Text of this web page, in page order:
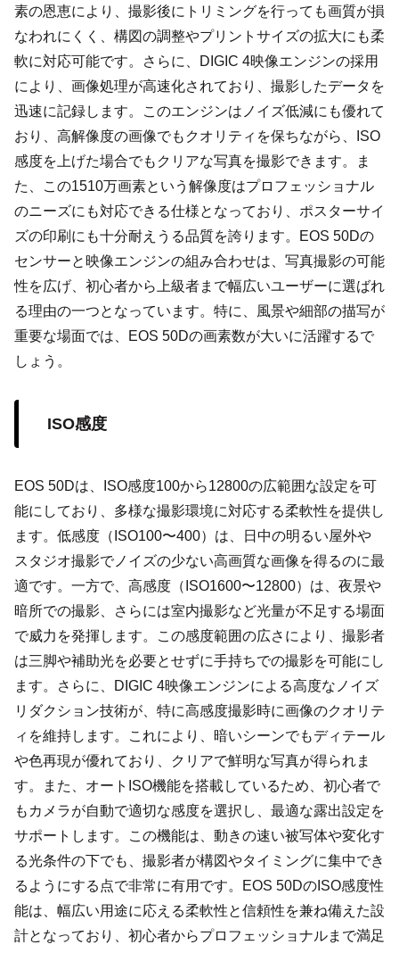
素の恩恵により、撮影後にトリミングを行っても画質が損
なわれにくく、構図の調整やプリントサイズの拡大にも柔
軟に対応可能です。さらに、DIGIC 4映像エンジンの採用
により、画像処理が高速化されており、撮影したデータを
迅速に記録します。このエンジンはノイズ低減にも優れて
おり、高解像度の画像でもクオリティを保ちながら、ISO
感度を上げた場合でもクリアな写真を撮影できます。ま
た、この1510万画素という解像度はプロフェッショナル
のニーズにも対応できる仕様となっており、ポスターサイ
ズの印刷にも十分耐えうる品質を誇ります。EOS 50Dの
センサーと映像エンジンの組み合わせは、写真撮影の可能
性を広げ、初心者から上級者まで幅広いユーザーに選ばれ
る理由の一つとなっています。特に、風景や細部の描写が
重要な場面では、EOS 50Dの画素数が大いに活躍するで
しょう。
ISO感度
EOS 50Dは、ISO感度100から12800の広範囲な設定を可
能にしており、多様な撮影環境に対応する柔軟性を提供し
ます。低感度（ISO100〜400）は、日中の明るい屋外や
スタジオ撮影でノイズの少ない高画質な画像を得るのに最
適です。一方で、高感度（ISO1600〜12800）は、夜景や
暗所での撮影、さらには室内撮影など光量が不足する場面
で威力を発揮します。この感度範囲の広さにより、撮影者
は三脚や補助光を必要とせずに手持ちでの撮影を可能にし
ます。さらに、DIGIC 4映像エンジンによる高度なノイズ
リダクション技術が、特に高感度撮影時に画像のクオリテ
ィを維持します。これにより、暗いシーンでもディテール
や色再現が優れており、クリアで鮮明な写真が得られま
す。また、オートISO機能を搭載しているため、初心者で
もカメラが自動で適切な感度を選択し、最適な露出設定を
サポートします。この機能は、動きの速い被写体や変化す
る光条件の下でも、撮影者が構図やタイミングに集中でき
るようにする点で非常に有用です。EOS 50DのISO感度性
能は、幅広い用途に応える柔軟性と信頼性を兼ね備えた設
計となっており、初心者からプロフェッショナルまで満足